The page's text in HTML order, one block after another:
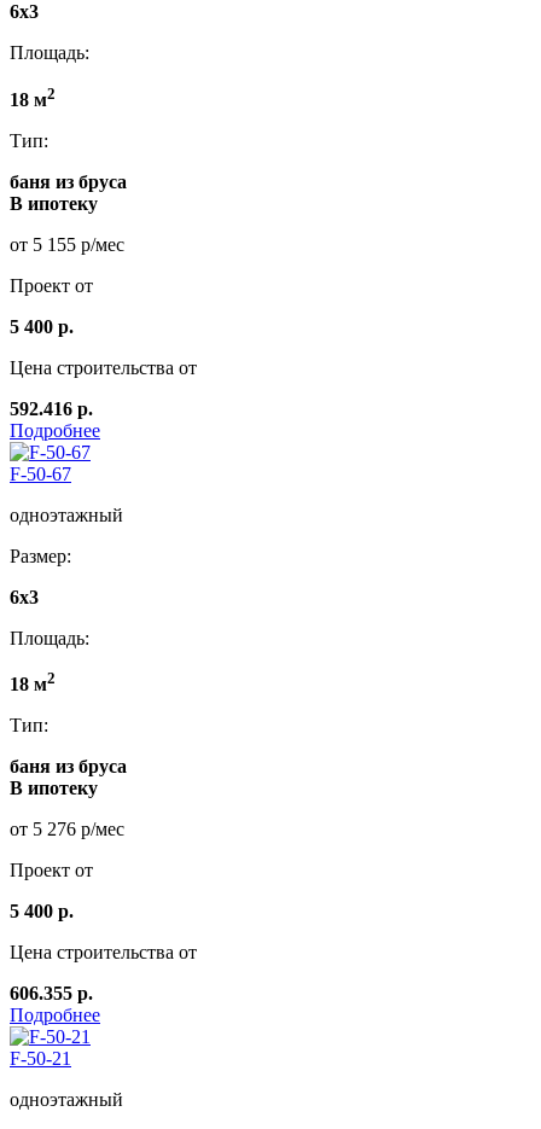
6x3
Площадь:
18 м2
Тип:
баня из бруса
В ипотеку
от 5 155 р/мес
Проект от
5 400 р.
Цена строительства от
592.416 р.
Подробнее
F-50-67
одноэтажный
Размер:
6x3
Площадь:
18 м2
Тип:
баня из бруса
В ипотеку
от 5 276 р/мес
Проект от
5 400 р.
Цена строительства от
606.355 р.
Подробнее
F-50-21
одноэтажный